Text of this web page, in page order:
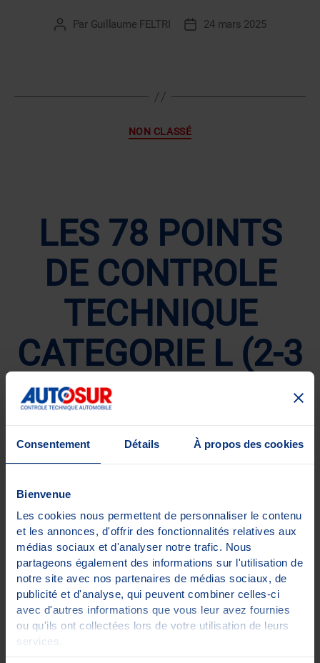
Consentement Détails À propos des cookies
Bienvenue
Les cookies nous permettent de personnaliser le contenu
et les annonces, d'offrir des fonctionnalités relatives aux
médias sociaux et d'analyser notre trafic. Nous
partageons également des informations sur l'utilisation de
notre site avec nos partenaires de médias sociaux, de
publicité et d'analyse, qui peuvent combiner celles-ci
avec d'autres informations que vous leur avez fournies
ou qu'ils ont collectées lors de votre utilisation de leurs
services.
Auteur
Par Guillaume FELTRI
Date24 mars 2025
Catégories
NON CLASSÉ
LES 78 POINTS
DE CONTROLE
TECHNIQUE
CATEGORIE L (2-3
ROUES, QUAD,
VOITURETTE)
de
Catégories
NON CLASSÉ